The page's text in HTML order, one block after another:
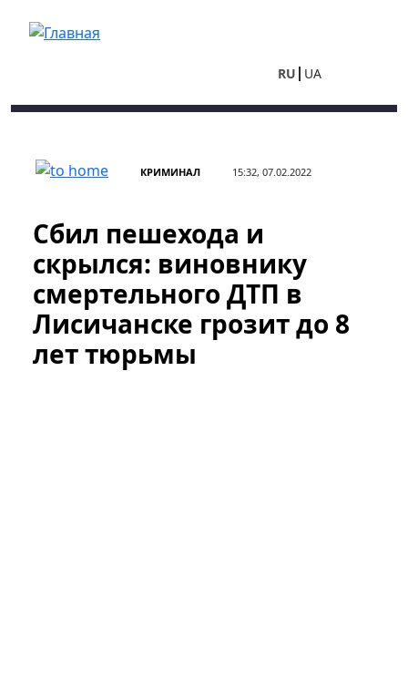
RU UA
КРИМИНАЛ 15:32, 07.02.2022
Сбил пешехода и
скрылся: виновнику
смертельного ДТП в
Лисичанске грозит до 8
лет тюрьмы